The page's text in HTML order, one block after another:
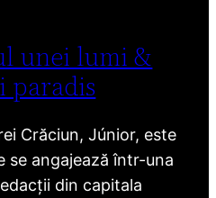
unei lumi &
paradis
Crăciun, Júnior, este
se angajează într-una
din capitala